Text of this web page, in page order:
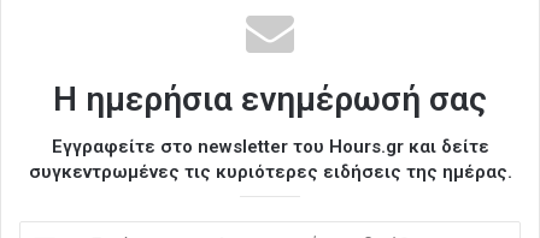
Η ημερήσια ενημέρωσή σας
Εγγραφείτε στο newsletter του Hours.gr και δείτε
συγκεντρωμένες τις κυριότερες ειδήσεις της ημέρας.